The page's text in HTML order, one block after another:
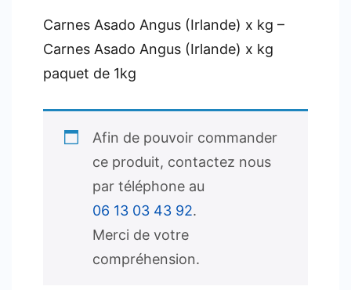
Carnes Asado Angus (Irlande) x kg –
Carnes Asado Angus (Irlande) x kg
paquet de 1kg
Afin de pouvoir commander
ce produit, contactez nous
par téléphone au
06 13 03 43 92.
Merci de votre
compréhension.